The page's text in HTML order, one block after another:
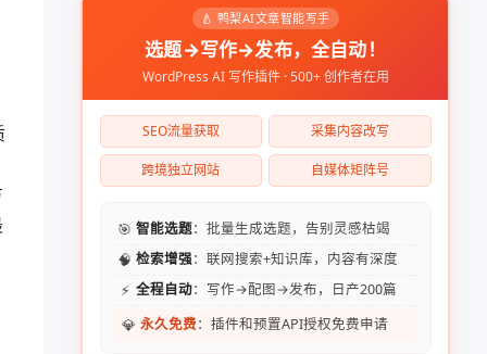
🍐 鸭梨AI文章智能写手
选题→写作→发布，全自动！
WordPress AI 写作插件 · 500+ 创作者在用
SEO流量获取 采集内容改写
跨境独立网站 自媒体矩阵号
🎯 智能选题：批量生成选题，告别灵感枯竭
🧠 检索增强：联网搜索+知识库，内容有深度
⚡ 全程自动：写作→配图→发布，日产200篇
💎 永久免费：插件和预置API授权免费申请